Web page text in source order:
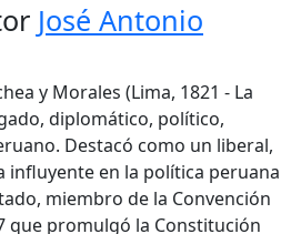
José Antonio
y Morales (Lima, 1821 - La
diplomático, político,
Destacó como un liberal,
influyente en la política peruana
miembro de la Convención
que promulgó la Constitución